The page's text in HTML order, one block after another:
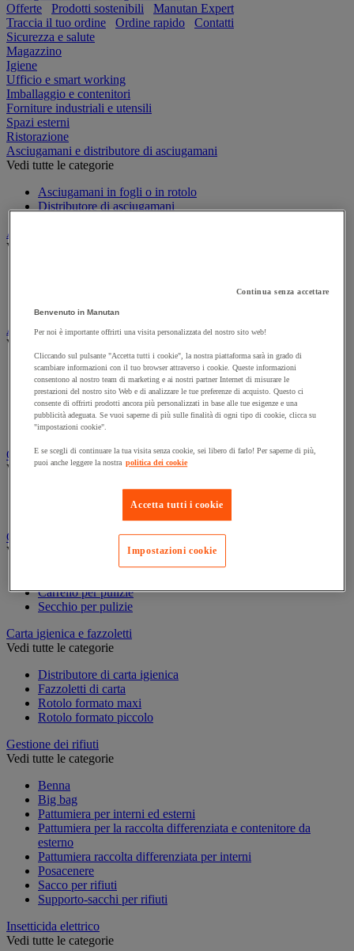
Offerte Prodotti sostenibili
Manutan Expert
Traccia il tuo ordine
Ordine rapido
Contatti
Sicurezza e salute
Magazzino
Igiene
Ufficio e smart working
Imballaggio e contenitori
Forniture industriali e utensili
Spazi esterni
Ristorazione
Asciugamani e distributore di asciugamani
Vedi tutte le categorie
Asciugamani in fogli o in rotolo
Distributore di asciugamani
Asciugatura industriale
Vedi tutte le categorie
Attrezzatura per la pulizia e la manutenzione
Vedi tutte le categorie
Aste e raschietti per i vetri
Guanti per pulizie
Scopa, spazzola e manico
Secchio
Spugna, panno e spazzola
Carrello e armadio per biancheria
Vedi tutte le categorie
Cesto per biancheria e accessori
Carrello e secchio per pulizie
Vedi tutte le categorie
Carrello per pulizie
Secchio per pulizie
Carta igienica e fazzoletti
Vedi tutte le categorie
Distributore di carta igienica
Fazzoletti di carta
Rotolo formato maxi
Rotolo formato piccolo
Gestione dei rifiuti
Vedi tutte le categorie
Benna
Big bag
Pattumiera per interni ed esterni
Pattumiera per la raccolta differenziata e contenitore da
esterno
Pattumiera raccolta differenziata per interni
Posacenere
Sacco per rifiuti
Supporto-sacchi per rifiuti
Insetticida elettrico
Vedi tutte le categorie
Continua senza accettare
Benvenuto in Manutan
Per noi è importante offrirti una visita personalizzata del nostro sito web!
Cliccando sul pulsante "Accetta tutti i cookie", la nostra piattaforma sarà in grado di
scambiare informazioni con il tuo browser attraverso i cookie. Queste informazioni
consentono al nostro team di marketing e ai nostri partner Internet di misurare le
prestazioni del nostro sito Web e di analizzare le tue preferenze di acquisto. Questo ci
consente di offrirti prodotti ancora più personalizzati in base alle tue esigenze e una
pubblicità adeguata. Se vuoi saperne di più sulle finalità di ogni tipo di cookie, clicca su
"impostazioni cookie".
E se scegli di continuare la tua visita senza cookie, sei libero di farlo! Per saperne di più,
puoi anche leggere la nostra politica dei cookie
Accetta tutti i cookie
Impostazioni cookie